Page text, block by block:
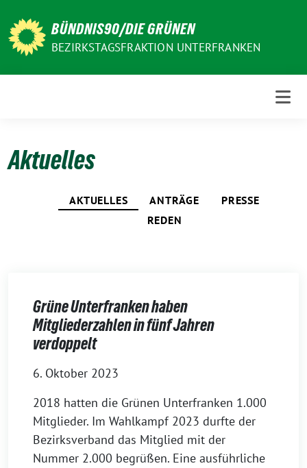
zum
Inhalt
BÜNDNIS90/DIE GRÜNEN
BEZIRKSTAGSFRAKTION UNTERFRANKEN
Aktuelles
AKTUELLES ANTRÄGE
PRESSE
REDEN
Grüne Unterfranken haben
Mitgliederzahlen in fünf Jahren
verdoppelt
6. Oktober 2023
2018 hatten die Grünen Unterfranken 1.000
Mitglieder. Im Wahlkampf 2023 durfte der
Bezirksverband das Mitglied mit der
Nummer 2.000 begrüßen. Eine ausführliche